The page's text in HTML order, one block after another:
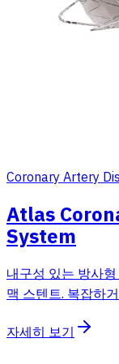
Coronary Artery
Atlas
System
내구성 있는 방사
맥 스텐트. 복잡하
자세히 보기